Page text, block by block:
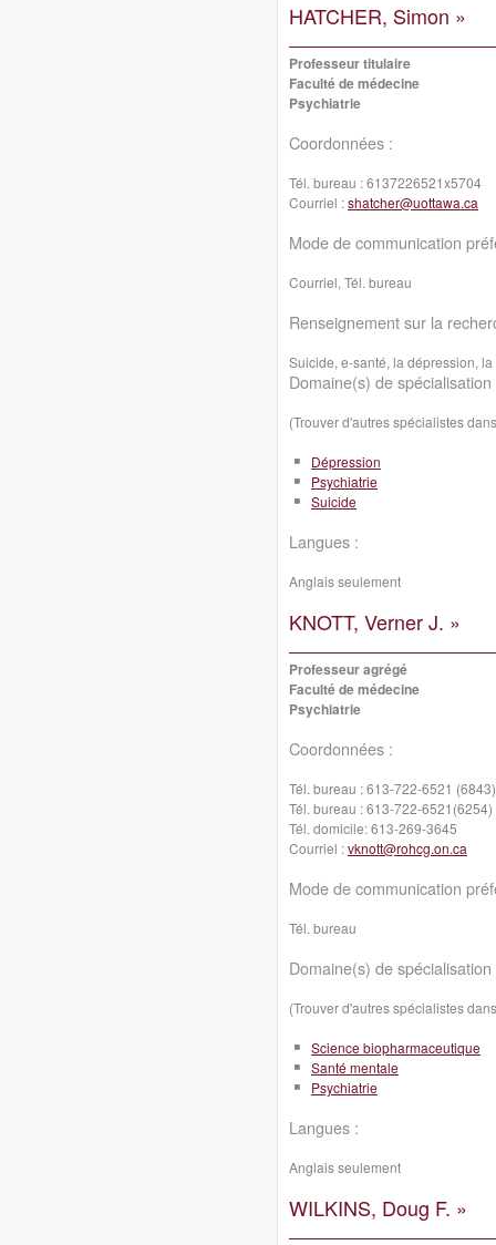
HATCHER, Simon »
Professeur titulaire
Faculté de médecine
Psychiatrie
Coordonnées :
Tél. bureau :6137226521x5704
Courriel :shatcher@uottawa.ca
Mode de communication
Courriel, Tél. bureau
Renseignement sur la
Suicide, e-santé, la dépression,
Domaine(s) de spécialisation
(Trouver d'autres spécialistes
Dépression
Psychiatrie
Suicide
Langues :
Anglais seulement
KNOTT, Verner J. »
Professeur agrégé
Faculté de médecine
Psychiatrie
Coordonnées :
Tél. bureau :613-722-6521 (6843)
Tél. bureau :613-722-6521(6254)
Tél. domicile:613-269-3645
Courriel :vknott@rohcg.on.ca
Mode de communication
Tél. bureau
Domaine(s) de spécialisation
(Trouver d'autres spécialistes
Science biopharmaceutique
Santé mentale
Psychiatrie
Langues :
Anglais seulement
WILKINS, Doug F. »